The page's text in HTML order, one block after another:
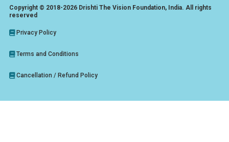
Copyright © 2018-2026 Drishti The Vision Foundation, India. All rights
reserved
Privacy Policy
Terms and Conditions
Cancellation / Refund Policy